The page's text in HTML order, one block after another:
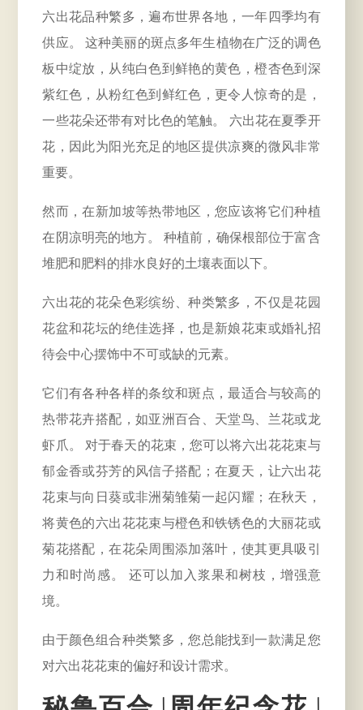
六出花品种繁多，遍布世界各地，一年四季均有
供应。 这种美丽的斑点多年生植物在广泛的调色
板中绽放，从纯白色到鲜艳的黄色，橙杏色到深
紫红色，从粉红色到鲜红色，更令人惊奇的是，
一些花朵还带有对比色的笔触。 六出花在夏季开
花，因此为阳光充足的地区提供凉爽的微风非常
重要。
然而，在新加坡等热带地区，您应该将它们种植
在阴凉明亮的地方。 种植前，确保根部位于富含
堆肥和肥料的排水良好的土壤表面以下。
六出花的花朵色彩缤纷、种类繁多，不仅是花园
花盆和花坛的绝佳选择，也是新娘花束或婚礼招
待会中心摆饰中不可或缺的元素。
它们有各种各样的条纹和斑点，最适合与较高的
热带花卉搭配，如亚洲百合、天堂鸟、兰花或龙
虾爪。 对于春天的花束，您可以将六出花花束与
郁金香或芬芳的风信子搭配；在夏天，让六出花
花束与向日葵或非洲菊雏菊一起闪耀；在秋天，
将黄色的六出花花束与橙色和铁锈色的大丽花或
菊花搭配，在花朵周围添加落叶，使其更具吸引
力和时尚感。 还可以加入浆果和树枝，增强意
境。
由于颜色组合种类繁多，您总能找到一款满足您
对六出花花束的偏好和设计需求。